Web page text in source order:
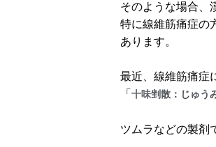
そのような場合、
特に線維筋痛症の
あります。
最近、線維筋痛症
「 十味剉散：じゅう
ツムラなどの製剤